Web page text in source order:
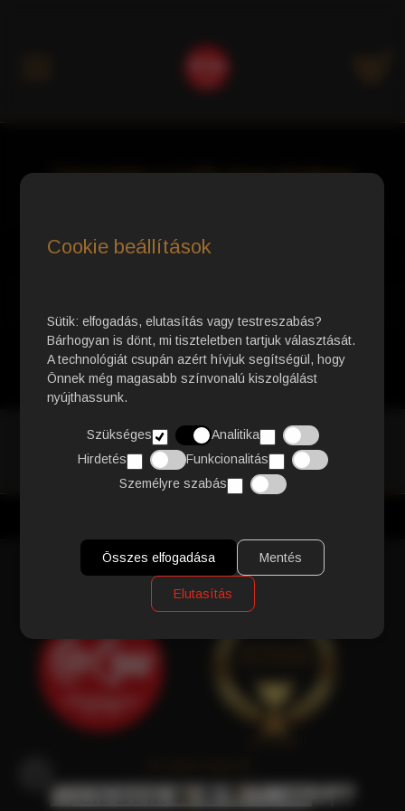
Üdvözöljük a Caffè Gioia Klubban!
Cookie beállítások
Sütik: elfogadás, elutasítás vagy testreszabás?
Bárhogyan is dönt, mi tiszteletben tartjuk választását.
A technológiát csupán azért hívjuk segítségül, hogy
Önnek még magasabb színvonalú kiszolgálást
nyújthassunk.
Szükséges
Analitika
Hirdetés
Funkcionalitás
Személyre szabás
Összes elfogadása Mentés
Elutasítás